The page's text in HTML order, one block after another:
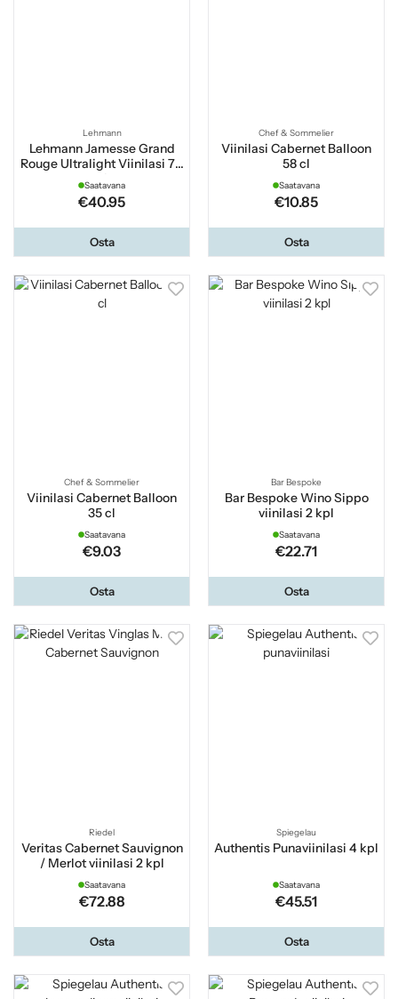
Lehmann
Lehmann Jamesse Grand
Rouge Ultralight Viinilasi 70
Saatavana
€40.95
Osta
Chef & Sommelier
Viinilasi Cabernet Balloon
58 cl
Saatavana
€10.85
Osta
Chef & Sommelier
Viinilasi Cabernet Balloon
35 cl
Saatavana
€9.03
Osta
Bar Bespoke
Bar Bespoke Wino Sippo
viinilasi 2 kpl
Saatavana
€22.71
Osta
Riedel
Veritas Cabernet Sauvignon
/ Merlot viinilasi 2 kpl
Saatavana
€72.88
Osta
Spiegelau
Authentis Punaviinilasi 4 kpl
Saatavana
€45.51
Osta